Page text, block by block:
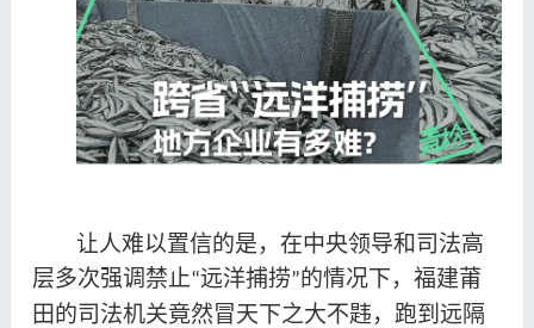
让人难以置信的是，在中央领导和司法高
层多次强调禁止“远洋捕捞”的情况下，福建莆
田的司法机关竟然冒天下之大不韪，跑到远隔